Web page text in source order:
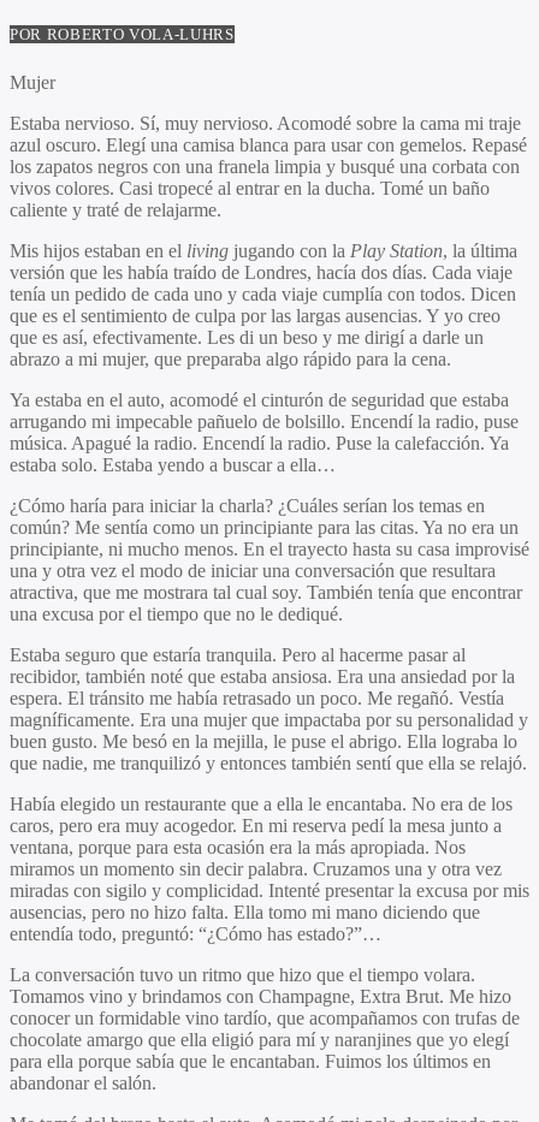
POR ROBERTO VOLA-LUHRS
Mujer
Estaba nervioso. Sí, muy nervioso. Acomodé sobre la cama mi traje
azul oscuro. Elegí una camisa blanca para usar con gemelos. Repasé
los zapatos negros con una franela limpia y busqué una corbata con
vivos colores. Casi tropecé al entrar en la ducha. Tomé un baño
caliente y traté de relajarme.
Mis hijos estaban en el living jugando con la Play Station, la última
versión que les había traído de Londres, hacía dos días. Cada viaje
tenía un pedido de cada uno y cada viaje cumplía con todos. Dicen
que es el sentimiento de culpa por las largas ausencias. Y yo creo
que es así, efectivamente. Les di un beso y me dirigí a darle un
abrazo a mi mujer, que preparaba algo rápido para la cena.
Ya estaba en el auto, acomodé el cinturón de seguridad que estaba
arrugando mi impecable pañuelo de bolsillo. Encendí la radio, puse
música. Apagué la radio. Encendí la radio. Puse la calefacción. Ya
estaba solo. Estaba yendo a buscar a ella…
¿Cómo haría para iniciar la charla? ¿Cuáles serían los temas en
común? Me sentía como un principiante para las citas. Ya no era un
principiante, ni mucho menos. En el trayecto hasta su casa improvisé
una y otra vez el modo de iniciar una conversación que resultara
atractiva, que me mostrara tal cual soy. También tenía que encontrar
una excusa por el tiempo que no le dediqué.
Estaba seguro que estaría tranquila. Pero al hacerme pasar al
recibidor, también noté que estaba ansiosa. Era una ansiedad por la
espera. El tránsito me había retrasado un poco. Me regañó. Vestía
magníficamente. Era una mujer que impactaba por su personalidad y
buen gusto. Me besó en la mejilla, le puse el abrigo. Ella lograba lo
que nadie, me tranquilizó y entonces también sentí que ella se relajó.
Había elegido un restaurante que a ella le encantaba. No era de los
caros, pero era muy acogedor. En mi reserva pedí la mesa junto a
ventana, porque para esta ocasión era la más apropiada. Nos
miramos un momento sin decir palabra. Cruzamos una y otra vez
miradas con sigilo y complicidad. Intenté presentar la excusa por mis
ausencias, pero no hizo falta. Ella tomo mi mano diciendo que
entendía todo, preguntó: “¿Cómo has estado?”…
La conversación tuvo un ritmo que hizo que el tiempo volara.
Tomamos vino y brindamos con Champagne, Extra Brut. Me hizo
conocer un formidable vino tardío, que acompañamos con trufas de
chocolate amargo que ella eligió para mí y naranjines que yo elegí
para ella porque sabía que le encantaban. Fuimos los últimos en
abandonar el salón.